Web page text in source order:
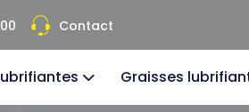
Contact
Graisses